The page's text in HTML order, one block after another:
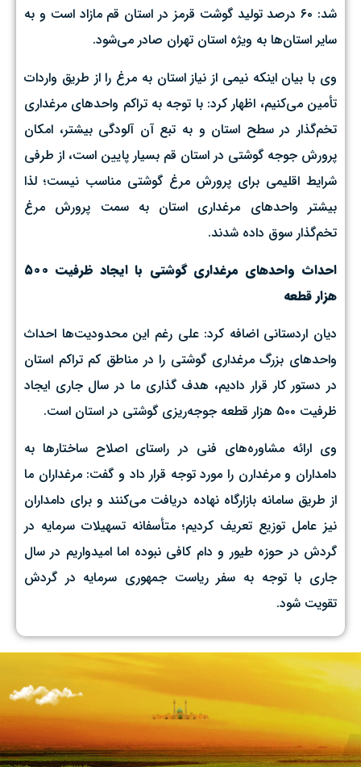
شد: ۶۰ درصد تولید گوشت قرمز در استان قم مازاد است و به
سایر استان‌ها به ویژه استان تهران صادر می‌شود.
وی با بیان اینکه نیمی از نیاز استان به مرغ را از طریق واردات
تأمین می‌کنیم، اظهار کرد: با توجه به تراکم واحدهای مرغداری
تخم‌گذار در سطح استان و به تبع آن آلودگی بیشتر، امکان
پرورش جوجه گوشتی در استان قم بسیار پایین است، از طرفی
شرایط اقلیمی برای پرورش مرغ گوشتی مناسب نیست؛ لذا
بیشتر واحدهای مرغداری استان به سمت پرورش مرغ
تخم‌گذار سوق داده شدند.
احداث واحدهای مرغداری گوشتی با ایجاد ظرفیت ۵۰۰
هزار قطعه
دیان اردستانی اضافه کرد: علی رغم این محدودیت‌ها احداث
واحدهای بزرگ مرغداری گوشتی را در مناطق کم تراکم استان
در دستور کار قرار دادیم، هدف گذاری ما در سال جاری ایجاد
ظرفیت ۵۰۰ هزار قطعه جوجه‌ریزی گوشتی در استان است.
وی ارائه مشاوره‌های فنی در راستای اصلاح ساختارها به
دامداران و مرغدارن را مورد توجه قرار داد و گفت: مرغداران ما
از طریق سامانه بازارگاه نهاده دریافت می‌کنند و برای دامداران
نیز عامل توزیع تعریف کردیم؛ متأسفانه تسهیلات سرمایه در
گردش در حوزه طیور و دام کافی نبوده اما امیدواریم در سال
جاری با توجه به سفر ریاست جمهوری سرمایه در گردش
تقویت شود.